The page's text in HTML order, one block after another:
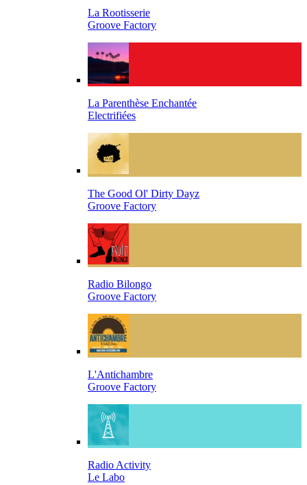
La Rootisserie
Groove Factory
La Parenthèse Enchantée
Electrifiées
The Good Ol' Dirty Dayz
Groove Factory
Radio Bilongo
Groove Factory
L'Antichambre
Groove Factory
Radio Activity
Le Labo